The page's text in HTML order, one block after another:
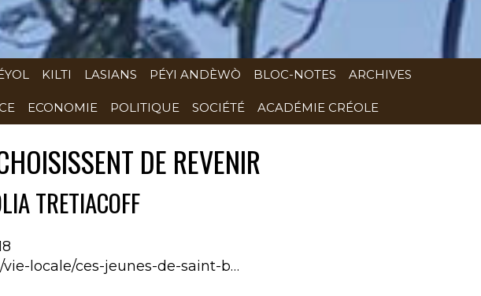
KILTI LASIANS PÉYI ANDÈWÒ BLOC-NOTES ARCHIVES
ECONOMIE POLITIQUE SOCIÉTÉ ACADÉMIE CRÉOLE
DE REVENIR
TRETIACOFF
locale/ces-jeunes-de-saint-b…